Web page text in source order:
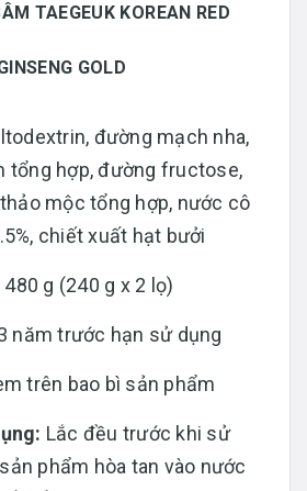
TAEGEUK KOREAN RED
GOLD
đường mạch nha,
tổng hợp, đường fructose,
mộc tổng hợp, nước cô
chiết xuất hạt bưởi
480 g (240 g x 2 lọ)
năm trước hạn sử dụng
trên bao bì sản phẩm
Lắc đều trước khi sử
phẩm hòa tan vào nước